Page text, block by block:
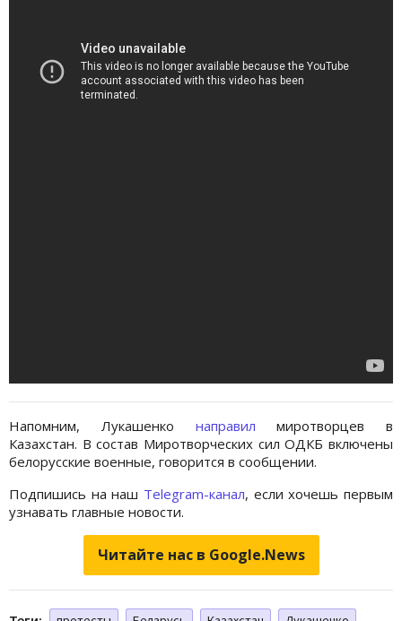
Напомним, Лукашенко направил миротворцев в
Казахстан. В состав Миротворческих сил ОДКБ включены
белорусские военные, говорится в сообщении.
Подпишись на наш Telegram-канал, если хочешь первым
узнавать главные новости.
Читайте нас в Google.News